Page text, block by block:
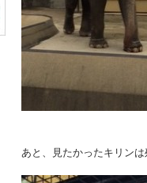
あと、見たかったキリンは